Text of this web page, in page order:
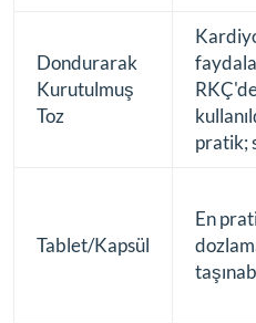
Dondurarak
Kurutulmuş
Toz
pratik;
Tablet/Kapsül
En